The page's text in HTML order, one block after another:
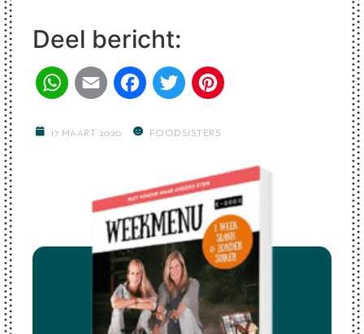
Deel bericht:
WhatsApp
Email FacebookTwitter
17 MAART 2020 FOODSISTERS